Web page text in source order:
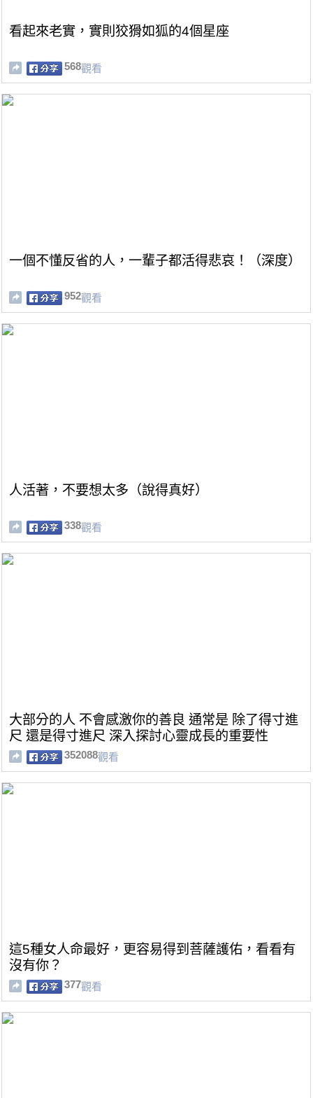
看起來老實，實則狡猾如狐的4個星座
568觀看
一個不懂反省的人，一輩子都活得悲哀！（深度）
952觀看
人活著，不要想太多（說得真好）
338觀看
大部分的人 不會感激你的善良 通常是 除了得寸進
尺 還是得寸進尺 深入探討心靈成長的重要性
352088觀看
這5種女人命最好，更容易得到菩薩護佑，看看有
沒有你？
377觀看